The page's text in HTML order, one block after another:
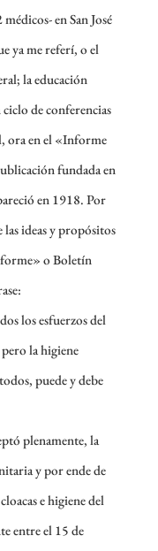
en San José
ya me referí, o el
la educación
de conferencias
ora en el «Informe
fundada en
en 1918. Por
las ideas y propósitos
o Boletín
los esfuerzos del
la higiene
puede y debe
plenamente, la
y por ende de
e higiene del
entre el 15 de